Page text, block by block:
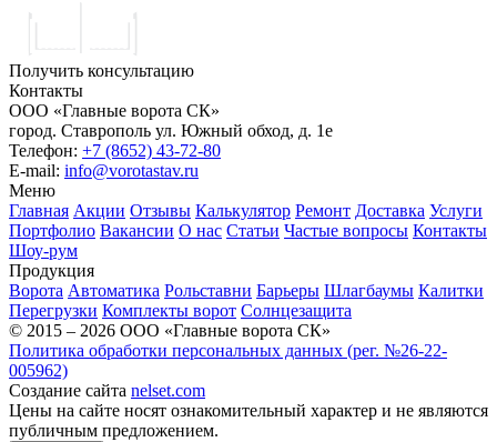
Получить консультацию
Контакты
ООО «Главные ворота СК»
город. Ставрополь ул. Южный обход, д. 1е
Телефон: +7 (8652) 43-72-80
E-mail: info@vorotastav.ru
Меню
Главная Акции Отзывы Калькулятор Ремонт Доставка Услуги
Портфолио Вакансии О нас Статьи Частые вопросы Контакты
Шоу-рум
Продукция
Ворота Автоматика Рольставни Барьеры Шлагбаумы Калитки
Перегрузки Комплекты ворот Солнцезащита
© 2015 – 2026 ООО «Главные ворота СК»
Политика обработки персональных данных (рег. №26-22-
005962)
Создание сайта nelset.com
Цены на сайте носят ознакомительный характер и не являются
публичным предложением.